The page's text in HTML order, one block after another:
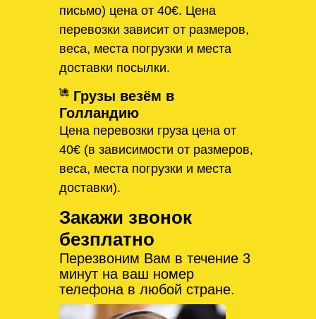
письмо) цена от 40€. Цена
перевозки зависит от размеров,
веса, места погрузки и места
доставки посылки.
Грузы везём в
Голландию
Цена перевозки груза цена от
40€ (в зависимости от размеров,
веса, места погрузки и места
доставки).
Закажи звонок
безплатно
Перезвоним Вам в течение 3
минут на ваш номер
телефона в любой стране.